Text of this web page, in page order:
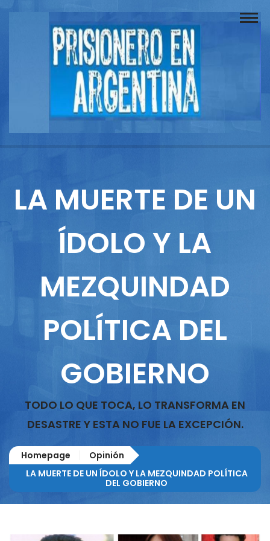
Buscador
Documentos
Reportajes
Columnistas
LA MUERTE DE UN
ÍDOLO Y LA
MEZQUINDAD
POLÍTICA DEL
GOBIERNO
TODO LO QUE TOCA, LO TRANSFORMA EN
DESASTRE Y ESTA NO FUE LA EXCEPCIÓN.
Homepage
Opinión
LA MUERTE DE UN ÍDOLO Y LA MEZQUINDAD POLÍTICA
DEL GOBIERNO